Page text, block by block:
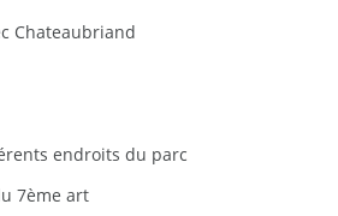
Chateaubriand
endroits du parc
7ème art